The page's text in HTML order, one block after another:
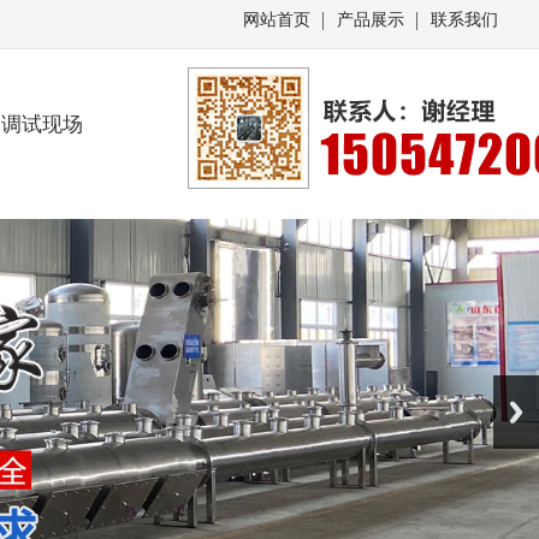
网站首页 产品展示 联系我们
调试现场